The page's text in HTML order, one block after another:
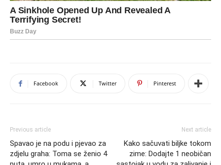
Facebook Twitter Pinterest
Previous article
Spavao je na podu i pjevao za
zdjelu graha: Toma se ženio 4
Next article
Kako sačuvati biljke tokom
zime: Dodajte 1 neobičan